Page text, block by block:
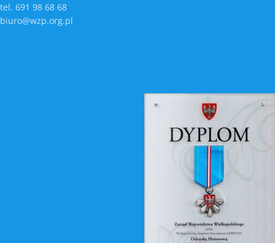
tel. 691 98 68 68
biuro@wzp.org.pl